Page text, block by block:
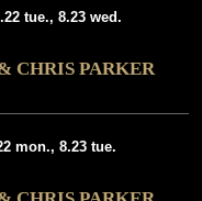
tue., 8.23 wed.
CHRIS PARKER
mon., 8.23 tue.